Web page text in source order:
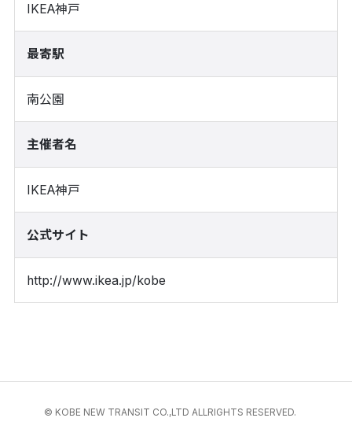
IKEA神戸
最寄駅
南公園
主催者名
IKEA神戸
公式サイト
http://www.ikea.jp/kobe
© KOBE NEW TRANSIT CO.,LTD ALLRIGHTS RESERVED.